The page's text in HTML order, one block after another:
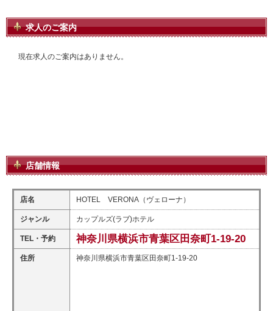
求人のご案内
現在求人のご案内はありません。
店舗情報
店名 HOTEL VERONA（ヴェローナ）
ジャンル カップルズ(ラブ)ホテル
TEL・予約 神奈川県横浜市青葉区田奈町1-19-20
住所 神奈川県横浜市青葉区田奈町1-19-20